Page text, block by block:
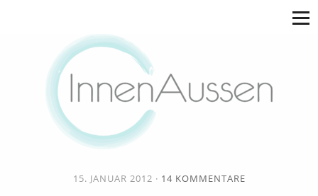
15. JANUAR 2012 · 14 KOMMENTARE